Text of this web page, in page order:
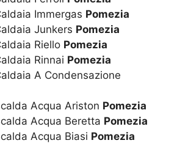
Immergas Pomezia
Junkers Pomezia
Riello Pomezia
Rinnai Pomezia
A Condensazione
Acqua Ariston Pomezia
Acqua Beretta Pomezia
Acqua Biasi Pomezia